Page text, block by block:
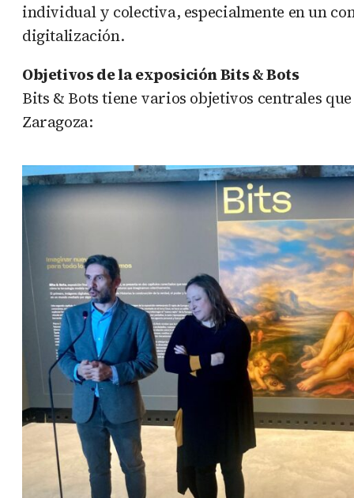
individual y colectiva, especialmente en un
digitalización.
Objetivos de la exposición Bits & Bots
Bits & Bots tiene varios objetivos centrales
Zaragoza: